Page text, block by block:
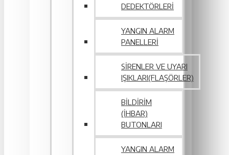
DEDEKTÖRLERI
YANGIN ALARM
PANELLERI
SIRENLER VE UYARI
IŞIKLARI(FLAŞÖRLER)
BILDIRIM
(İHBAR)
BUTONLARI
YANGIN ALARM